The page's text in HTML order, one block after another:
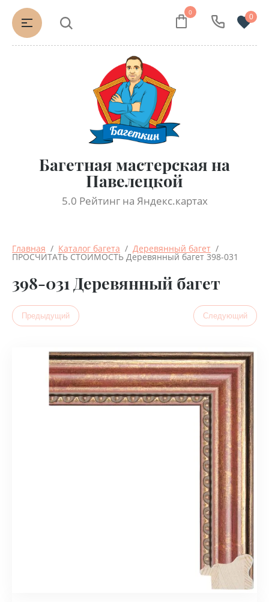
Багетная мастерская на
Павелецкой
5.0 Рейтинг на Яндекс.картах
0
0
Главная
  /
Каталог багета
  /
Деревянный багет
  /
ПРОСЧИТАТЬ СТОИМОСТЬ Деревянный багет 398-031
398-031 Деревянный багет
Предыдущий Следующий